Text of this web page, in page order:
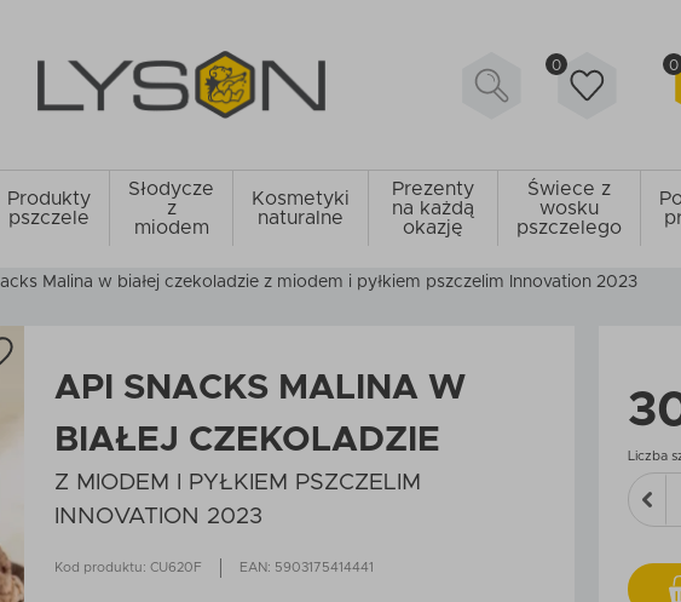
0 0
Produkty
pszczele
Słodycze
z
miodem
Kosmetyki
naturalne
Prezenty
na każdą
okazję
Świece z
wosku
pszczelego
Malina w białej czekoladzie z miodem i pyłkiem pszczelim Innovation 2023
API SNACKS MALINA W
BIAŁEJ CZEKOLADZIE
Z MIODEM I PYŁKIEM PSZCZELIM
INNOVATION 2023
Kod produktu: CU620F EAN: 5903175414441
Liczba